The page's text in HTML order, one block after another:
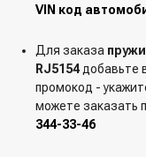
VIN код
Для заказа
RJ5154добавьте
промокод -
можете заказать
344-33-46